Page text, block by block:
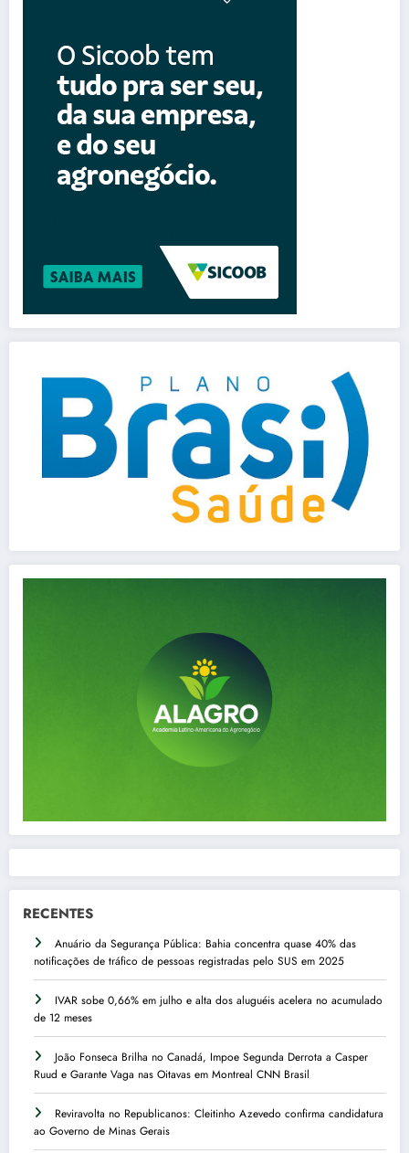
RECENTES
Anuário da Segurança Pública: Bahia concentra quase 40% das
notificações de tráfico de pessoas registradas pelo SUS em 2025
IVAR sobe 0,66% em julho e alta dos aluguéis acelera no acumulado
de 12 meses
João Fonseca Brilha no Canadá, Impoe Segunda Derrota a Casper
Ruud e Garante Vaga nas Oitavas em Montreal CNN Brasil
Reviravolta no Republicanos: Cleitinho Azevedo confirma candidatura
ao Governo de Minas Gerais